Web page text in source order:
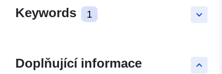
keyboard_arrow_down
Keywords 1
keyboard_arrow_up
Doplňující informace